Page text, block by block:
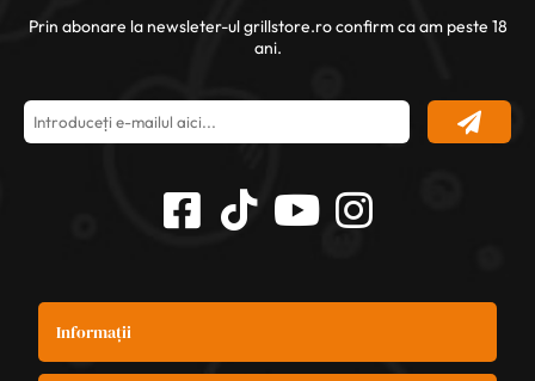
Prin abonare la newsleter-ul grillstore.ro confirm ca am peste 18
ani.
Informații